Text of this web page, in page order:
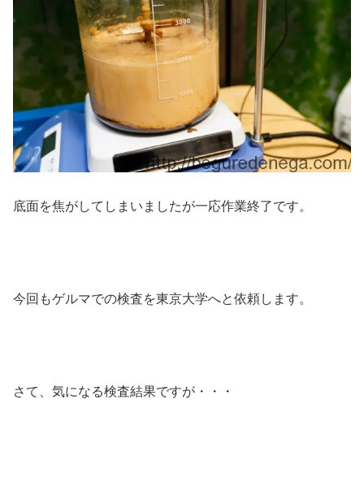
底面を焦がしてしまいましたが一応作業終了です。
今回もゲルマでの検査を東京大学へと依頼します。
さて、気になる検査結果ですが・・・